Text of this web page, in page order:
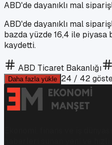
ABD'de dayanıklı mal
ABD'de dayanıklı mal
bazda yüzde 16,4 ile piyasa
kaydetti.
ABD Ticaret Bakanlığı
Daha fazla yükle 24 / 42